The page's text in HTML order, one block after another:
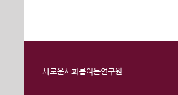
새로운사회를여는연구원